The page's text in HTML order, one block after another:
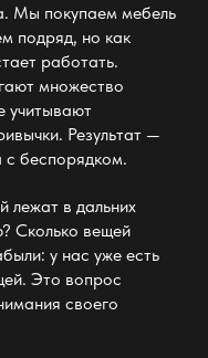
Мы покупаем мебель
подряд, но как
работать.
множество
учитывают
Результат —
с беспорядком.
лежат в дальних
Сколько вещей
у нас уже есть
Это вопрос
своего